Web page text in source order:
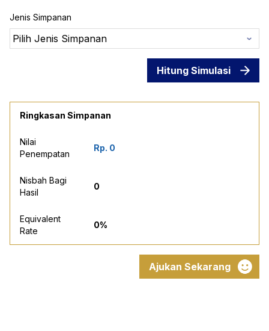
Jenis Simpanan
Hitung Simulasi
Ringkasan Simpanan
Nilai
Penempatan
Rp. 0
Nisbah Bagi
Hasil
0
Equivalent
Rate
0%
Ajukan Sekarang